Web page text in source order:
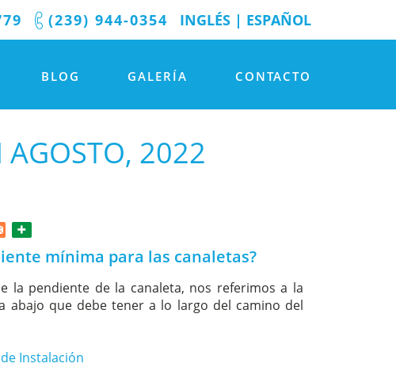
INGLÉS | ESPAÑOL
(239) 944-0354
BLOG GALERÍA CONTACTO
AGOSTO, 2022
mínima para las canaletas?
la pendiente de la canaleta, nos referimos a la
abajo que debe tener a lo largo del camino del
Instalación